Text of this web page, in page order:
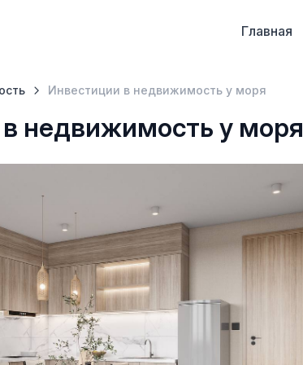
Главная
Инвестиции в недвижимость у моря
недвижимость у моря